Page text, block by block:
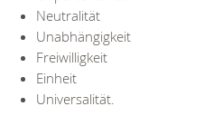
Neutralität
Unabhängigkeit
Freiwilligkeit
Einheit
Universalität.